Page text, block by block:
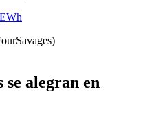
se alegran en